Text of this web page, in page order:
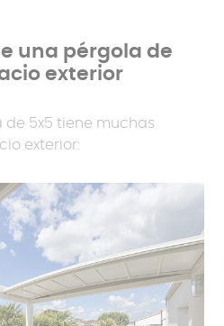
una pérgola de
exterior
5x5 tiene muchas
exterior: